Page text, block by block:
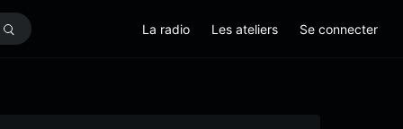
La radio Les ateliers Se connecter